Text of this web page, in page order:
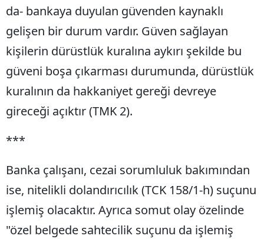
da- bankaya duyulan güvenden kaynaklı
gelişen bir durum vardır. Güven sağlayan
kişilerin dürüstlük kuralına aykırı şekilde bu
güveni boşa çıkarması durumunda, dürüstlük
kuralının da hakkaniyet gereği devreye
gireceği açıktır (TMK 2).
***
Banka çalışanı, cezai sorumluluk bakımından
ise, nitelikli dolandırıcılık (TCK 158/1-h) suçunu
işlemiş olacaktır. Ayrıca somut olay özelinde
"özel belgede sahtecilik suçunu da işlemiş